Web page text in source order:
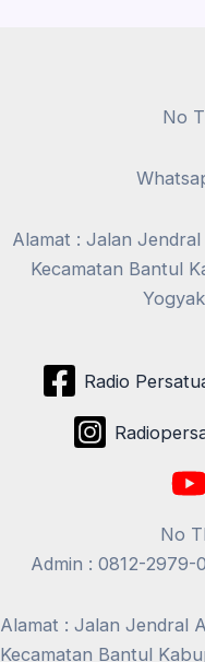
No
Alamat : Jalan
Kecamatan Bantul
Radio
No
Admin : 0812-
Alamat : Jalan Jendral
Kecamatan Bantul